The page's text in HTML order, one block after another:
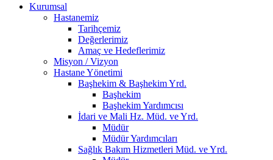
Kurumsal
Hastanemiz
Tarihçemiz
Değerlerimiz
Amaç ve Hedeflerimiz
Misyon / Vizyon
Hastane Yönetimi
Başhekim & Başhekim Yrd.
Başhekim
Başhekim Yardımcısı
İdari ve Mali Hz. Müd. ve Yrd.
Müdür
Müdür Yardımcıları
Sağlık Bakım Hizmetleri Müd. ve Yrd.